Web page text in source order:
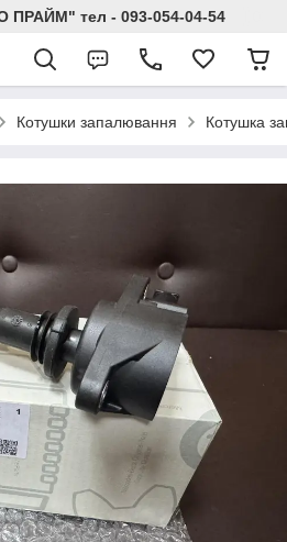
ПРАЙМ" тел - 093-054-04-54
Котушки запалювання Котушка